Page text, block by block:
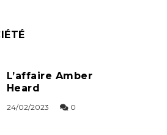
L’affaire Amber
Heard
24/02/2023 0